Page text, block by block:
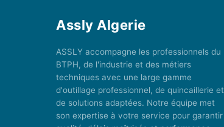
Assly Algerie
ASSLY accompagne les professionnels du
BTPH, de l'industrie et des métiers
techniques avec une large gamme
d'outillage professionnel, de quincaillerie et
de solutions adaptées. Notre équipe met
son expertise à votre service pour garantir